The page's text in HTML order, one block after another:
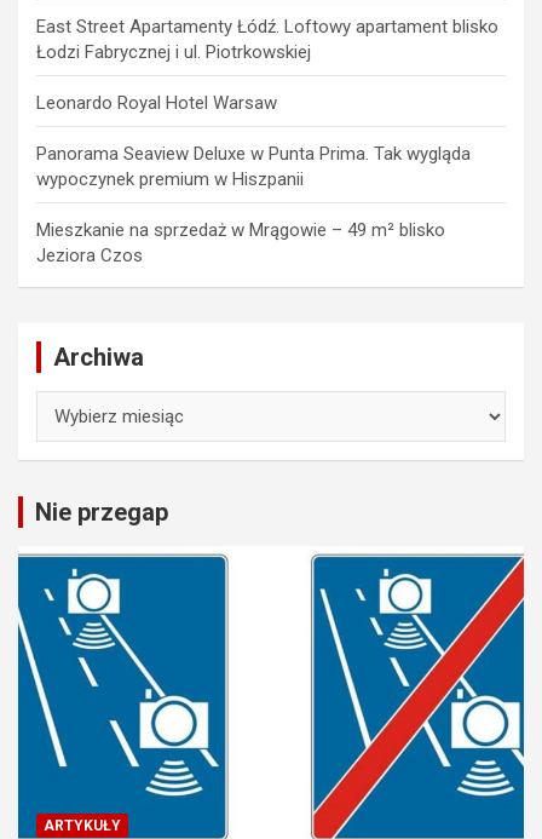
East Street Apartamenty Łódź. Loftowy apartament blisko
Łodzi Fabrycznej i ul. Piotrkowskiej
Leonardo Royal Hotel Warsaw
Panorama Seaview Deluxe w Punta Prima. Tak wygląda
wypoczynek premium w Hiszpanii
Mieszkanie na sprzedaż w Mrągowie – 49 m² blisko
Jeziora Czos
Archiwa
Nie przegap
ARTYKUŁY